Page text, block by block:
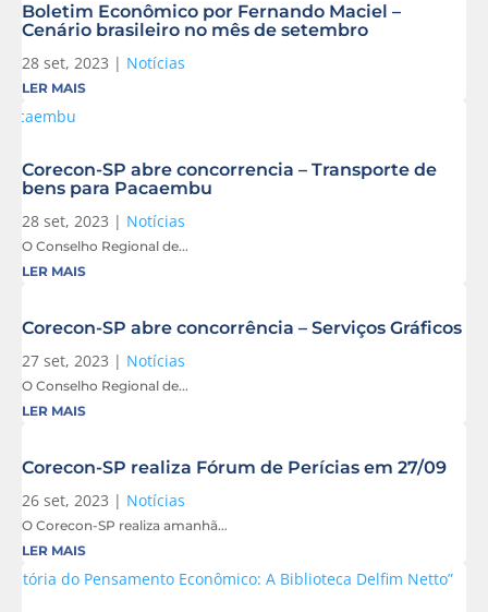
Boletim Econômico por Fernando Maciel –
Cenário brasileiro no mês de setembro
28 set, 2023 | Notícias
LER MAIS
Corecon-SP abre concorrencia – Transporte de
bens para Pacaembu
28 set, 2023 | Notícias
O Conselho Regional de...
LER MAIS
Corecon-SP abre concorrência – Serviços Gráficos
27 set, 2023 | Notícias
O Conselho Regional de...
LER MAIS
Corecon-SP realiza Fórum de Perícias em 27/09
26 set, 2023 | Notícias
O Corecon-SP realiza amanhã...
LER MAIS